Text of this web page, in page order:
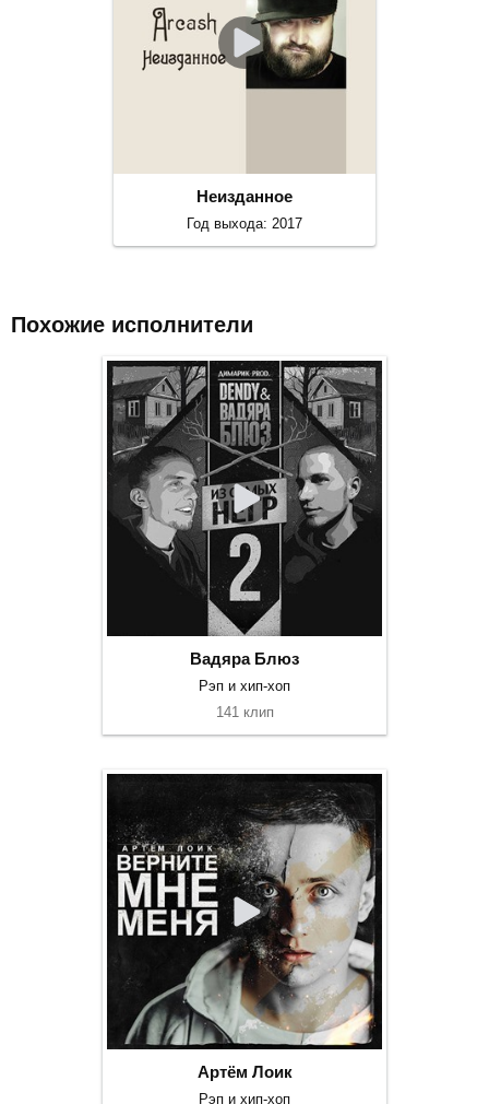
Неизданное
Год выхода: 2017
Похожие исполнители
Вадяра Блюз
Рэп и хип-хоп
141 клип
Артём Лоик
Рэп и хип-хоп